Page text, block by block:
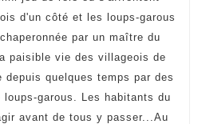
d'un côté et les loups-garous
par un maître du
paisible vie des villageois de
quelques temps par des
garous. Les habitants du
avant de tous y passer...Au